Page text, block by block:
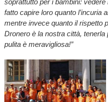
soprattutto per i bambini:
fatto capire loro quanto l’incuria
mentre invece quanto il rispetto
Dronero è la nostra città,
pulita è meravigliosa!”